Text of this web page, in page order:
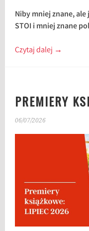
Niby mniej znane, ale
STOI i mniej znane
Czytaj dalej →
PREMIERY
06/07/2026